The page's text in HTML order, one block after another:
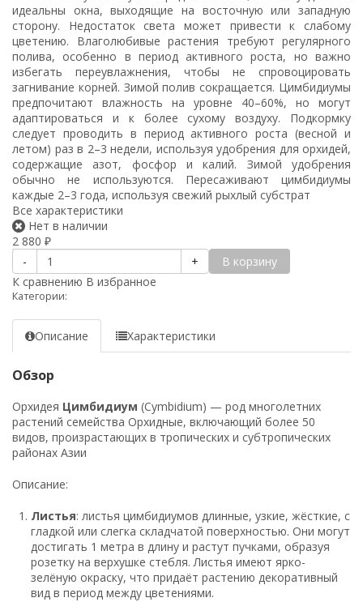
идеальны окна, выходящие на восточную или западную
сторону. Недостаток света может привести к слабому
цветению. Влаголюбивые растения требуют регулярного
полива, особенно в период активного роста, но важно
избегать переувлажнения, чтобы не спровоцировать
загнивание корней. Зимой полив сокращается. Цимбидиумы
предпочитают влажность на уровне 40–60%, но могут
адаптироваться и к более сухому воздуху. Подкормку
следует проводить в период активного роста (весной и
летом) раз в 2–3 недели, используя удобрения для орхидей,
содержащие азот, фосфор и калий. Зимой удобрения
обычно не используются. Пересаживают цимбидиумы
каждые 2–3 года, используя свежий рыхлый субстрат
Все характеристики
Нет в наличии
2 880 ₽
- +
В корзину
К сравнению В избранное
Категории:
Описание Характеристики
Обзор
Орхидея Цимбидиум (Cymbidium) — род многолетних
растений семейства Орхидные, включающий более 50
видов, произрастающих в тропических и субтропических
районах Азии
Описание:
Листья: листья цимбидиумов длинные, узкие, жёсткие, с
гладкой или слегка складчатой поверхностью. Они могут
достигать 1 метра в длину и растут пучками, образуя
розетку на верхушке стебля. Листья имеют ярко-
зелёную окраску, что придаёт растению декоративный
вид в период между цветениями.